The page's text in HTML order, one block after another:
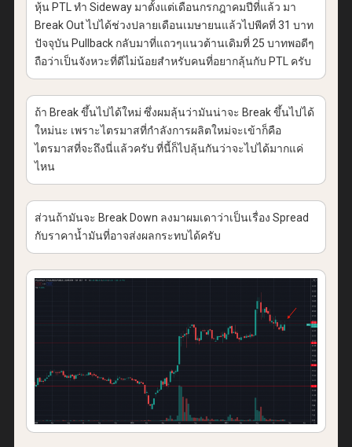
หุ้น PTL ทำ Sideway มาตั้งแต่เดือนกรกฎาคมปีที่แล้ว มา
Break Out ไปได้ช่วงปลายเดือนเมษายนแล้วไปพีคที่ 31 บาท
ปัจจุบัน Pullback กลับมาที่แถวๆแนวต้านเดิมที่ 25 บาทพอดีๆ
ถือว่าเป็นจังหวะที่ดีไม่น้อยสำหรับคนที่อยากลุ้นกับ PTL ครับ
ถ้า Break ขึ้นไปได้ใหม่ ซึ่งผมลุ้นว่ามันน่าจะ Break ขึ้นไปได้
ใหม่นะ เพราะไตรมาสที่กำลังการผลิตใหม่จะเข้าก็คือ
ไตรมาสที่จะถึงนี่แล้วครับ ที่นี้ก็ไปลุ้นกันว่าจะไปได้มากแค่
ไหน
ส่วนถ้ามันจะ Break Down ลงมาผมเดาว่าเป็นเรื่อง Spread
กับราคาน้ำมันที่อาจส่งผลกระทบได้ครับ